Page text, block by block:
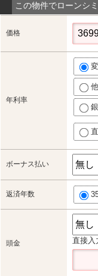
この物件でローンシ
価格
年利率
ボーナス払い
返済年数
頭金 直接入